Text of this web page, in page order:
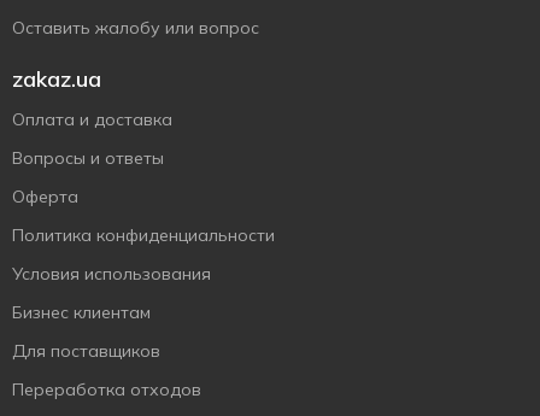
Оставить жалобу или вопрос
zakaz.ua
Оплата и доставка
Вопросы и ответы
Оферта
Политика конфиденциальности
Условия использования
Бизнес клиентам
Для поставщиков
Переработка отходов